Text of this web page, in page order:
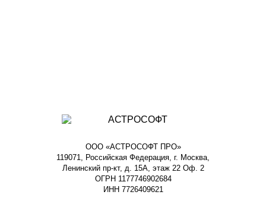
ООО «АСТРОСОФТ ПРО»
119071, Российская Федерация, г. Москва,
Ленинский пр-кт, д. 15А, этаж 22 Оф. 2
ОГРН 1177746902684
ИНН 7726409621